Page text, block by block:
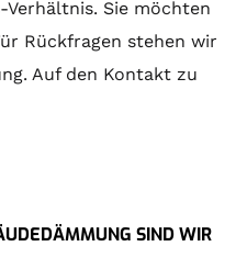
Sie möchten
Rückfragen stehen wir
Auf den Kontakt zu
SIND WIR